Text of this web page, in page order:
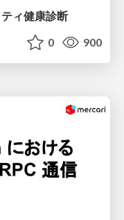
ィ健康診断
0 900